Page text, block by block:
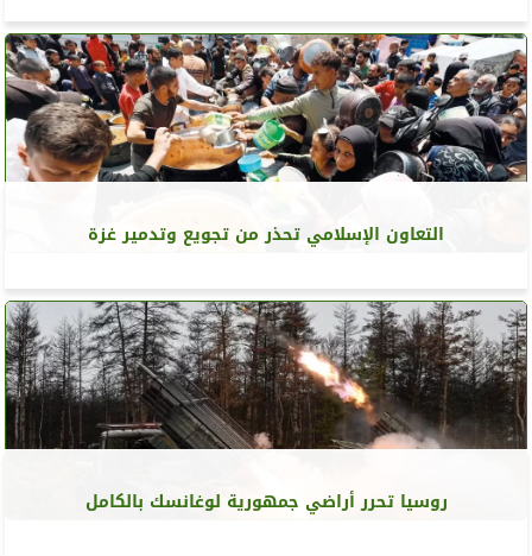
التعاون الإسلامي تحذر من تجويع وتدمير غزة
روسيا تحرر أراضي جمهورية لوغانسك بالكامل